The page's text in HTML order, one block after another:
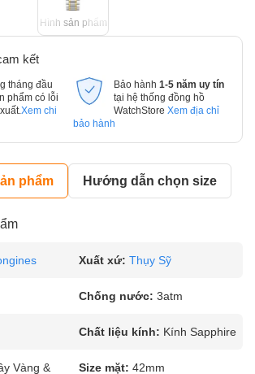
Hình sản phẩm
kết
tháng đầu
phẩm có lỗi
Xem chi
Bảo hành 1-5 năm uy tín
tại hệ thống đồng hồ
WatchStore Xem địa chỉ
bảo hành
phẩm Hướng dẫn chọn size
Xuất xứ: Thụy Sỹ
Chống nước: 3atm
Chất liệu kính: Kính Sapphire
Vàng &
Size mặt: 42mm